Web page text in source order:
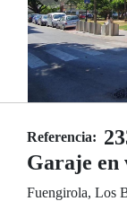
Referencia:
Garaje en
Fuengirola, Los